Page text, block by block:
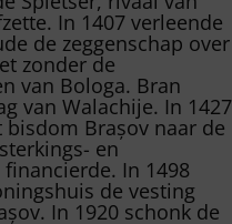
In 1407 verleende
de zeggenschap over
zonder de
van Bologa. Bran
van Walachije. In 1427
Brașov naar de
en
In 1498
de vesting
In 1920 schonk de